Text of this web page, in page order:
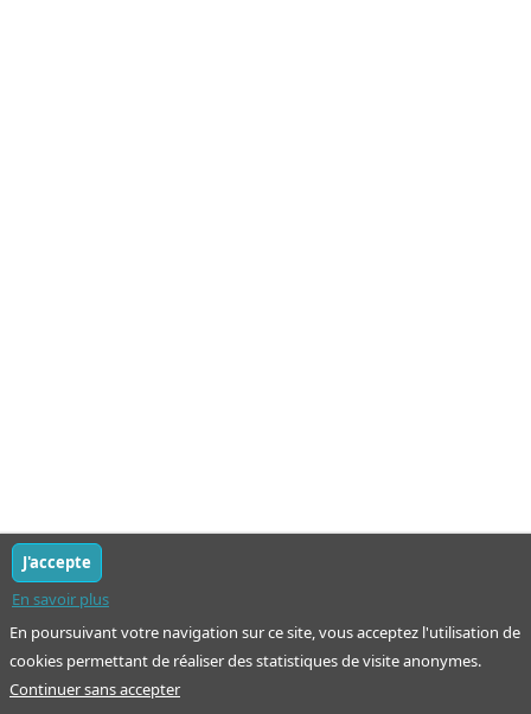
En poursuivant votre navigation sur ce site, vous acceptez l'utilisation de
cookies permettant de réaliser des statistiques de visite anonymes.
En savoir plus
J'accepte
Continuer sans accepter